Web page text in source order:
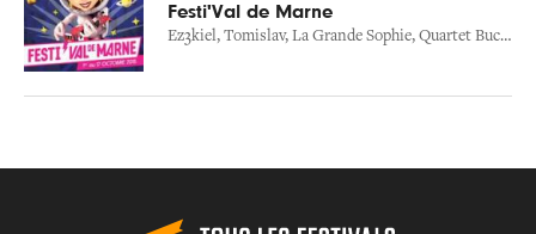
Festi'Val de Marne
Ez3kiel, Tomislav, La Grande Sophie, Quartet Buccal